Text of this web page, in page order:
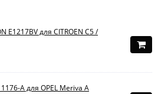
E1217BV для CITROEN C5 /
A для OPEL Meriva A